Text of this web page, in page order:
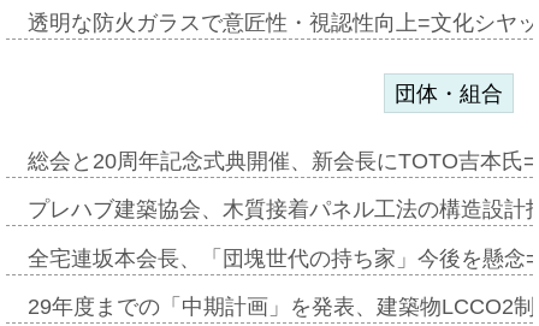
透明な防火ガラスで意匠性・視認性向上=文化シヤ
団体・組合
総会と20周年記念式典開催、新会長にTOTO吉本氏
プレハブ建築協会、木質接着パネル工法の構造設
全宅連坂本会長、「団塊世代の持ち家」今後を懸
29年度までの「中期計画」を発表、建築物LCCO2